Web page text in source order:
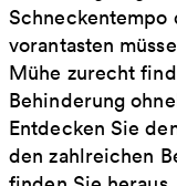
Schneckentempo
vorantasten
Mühe zurecht
Behinderung
Entdecken Sie
den zahlreichen